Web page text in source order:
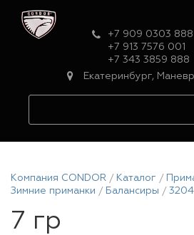
+7 909 0303 888
+7 913 7576 001
+7 343 3859 888
Екатеринбург,
Компания CONDOR Каталог
Зимние приманки
Балансиры 3204
7 гр